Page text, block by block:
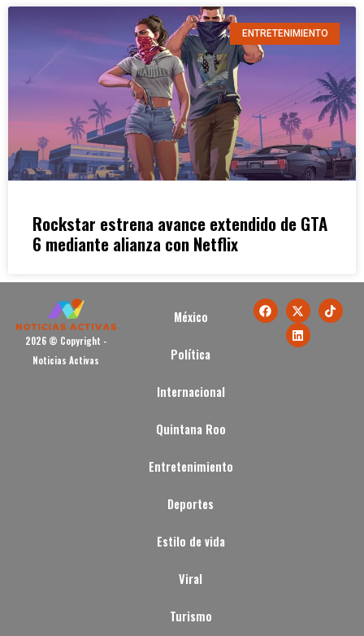
ENTRETENIMIENTO
Rockstar estrena avance extendido de GTA
6 mediante alianza con Netflix
2026 © Copyright -
Noticias Activas
México
Política
Internacional
Quintana Roo
Entretenimiento
Deportes
Estilo de vida
Viral
Turismo